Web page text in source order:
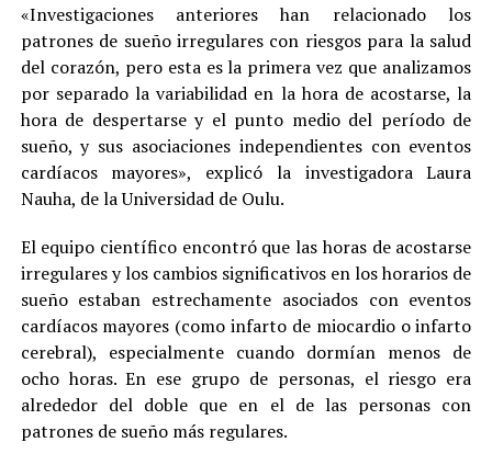
«Investigaciones anteriores han relacionado los
patrones de sueño irregulares con riesgos para la salud
del corazón, pero esta es la primera vez que analizamos
por separado la variabilidad en la hora de acostarse, la
hora de despertarse y el punto medio del período de
sueño, y sus asociaciones independientes con eventos
cardíacos mayores», explicó la investigadora Laura
Nauha, de la Universidad de Oulu.
El equipo científico encontró que las horas de acostarse
irregulares y los cambios significativos en los horarios de
sueño estaban estrechamente asociados con eventos
cardíacos mayores (como infarto de miocardio o infarto
cerebral), especialmente cuando dormían menos de
ocho horas. En ese grupo de personas, el riesgo era
alrededor del doble que en el de las personas con
patrones de sueño más regulares.